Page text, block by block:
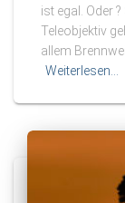
ist egal. Oder
Teleobjektiv
allem
Weiterlesen…